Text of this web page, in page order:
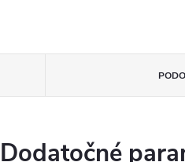
Dodatočné